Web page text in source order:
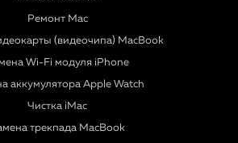
Ремонт Mac
(видеочипа) MacBook
Wi-Fi модуля iPhone
аккумулятора Apple Watch
Чистка iMac
трекпада MacBook